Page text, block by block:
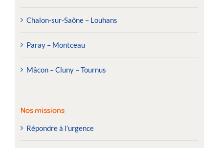
Chalon-sur-Saône – Louhans
Paray – Montceau
Mâcon – Cluny – Tournus
Nos missions
Répondre à l’urgence